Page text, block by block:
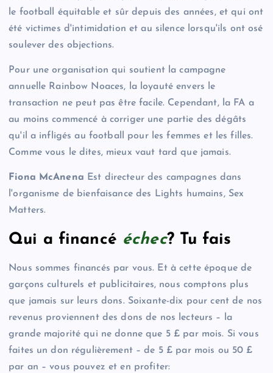
le football équitable et sûr depuis des années, et qui ont
été victimes d'intimidation et au silence lorsqu'ils ont osé
soulever des objections.
Pour une organisation qui soutient la campagne
annuelle Rainbow Noaces, la loyauté envers le
transaction ne peut pas être facile. Cependant, la FA a
au moins commencé à corriger une partie des dégâts
qu'il a infligés au football pour les femmes et les filles.
Comme vous le dites, mieux vaut tard que jamais.
Fiona McAnena Est directeur des campagnes dans
l'organisme de bienfaisance des Lights humains, Sex
Matters.
Qui a financé échec? Tu fais
Nous sommes financés par vous. Et à cette époque de
garçons culturels et publicitaires, nous comptons plus
que jamais sur leurs dons. Soixante-dix pour cent de nos
revenus proviennent des dons de nos lecteurs – la
grande majorité qui ne donne que 5 £ par mois. Si vous
faites un don régulièrement – de 5 £ par mois ou 50 £
par an – vous pouvez et en profiter: